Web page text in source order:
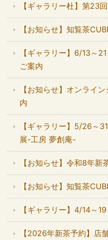
【ギャラリー杜】第23
【お知らせ】知覧茶
【ギャラリー】6/13～
ご案内
【お知らせ】オンライ
内
【ギャラリー】5/26～
展-工房 夢創庵-
【お知らせ】令和8年
【お知らせ】知覧茶
【ギャラリー】4/14～
【2026年新茶予約】店